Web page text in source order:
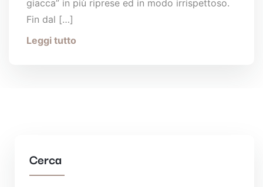
giacca” in più riprese ed in modo irrispettoso.
Fin dal […]
Leggi tutto
Cerca